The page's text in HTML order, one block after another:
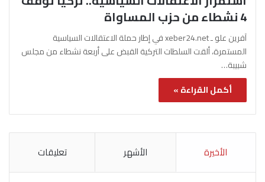
4 نشطاء من حزب المساواة
آفرين علو ـ xeber24.net في إطار حملة الاعتقالات السياسية
المستمرة، ألقت السلطات التركية القبض على أربعة نشطاء من مجلس
شبيبة…
أكمل القراءة »
الأخيرة الأشهر تعليقات